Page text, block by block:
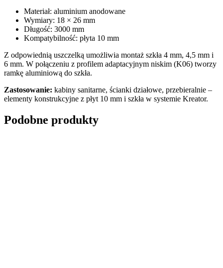
Materiał: aluminium anodowane
Wymiary: 18 × 26 mm
Długość: 3000 mm
Kompatybilność: płyta 10 mm
Z odpowiednią uszczelką umożliwia montaż szkła 4 mm, 4,5 mm i
6 mm. W połączeniu z profilem adaptacyjnym niskim (K06) tworzy
ramkę aluminiową do szkła.
Zastosowanie: kabiny sanitarne, ścianki działowe, przebieralnie –
elementy konstrukcyjne z płyt 10 mm i szkła w systemie Kreator.
Podobne produkty